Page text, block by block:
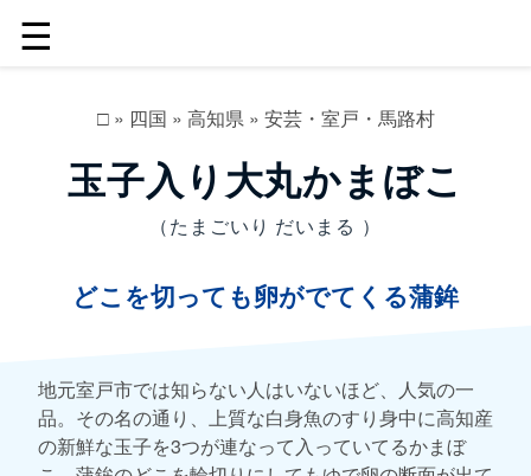
☰
□» 四国 » 高知県» 安芸・室戸・馬路村
玉子入り大丸かまぼこ
（たまごいり だいまる ）
どこを切っても卵がでてくる蒲鉾
地元室戸市では知らない人はいないほど、人気の一
品。その名の通り、上質な白身魚のすり身中に高知産
の新鮮な玉子を3つが連なって入っていてるかまぼ